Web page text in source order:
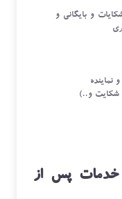
و بایگانی و
شکایت و..)
پس از